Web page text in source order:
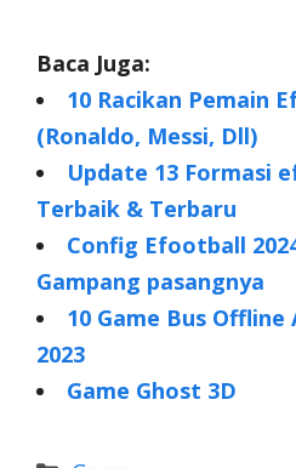
Baca Juga:
10 Racikan Pemain
(Ronaldo, Messi, Dll)
Update 13 Formasi
Terbaik & Terbaru
Config Efootball
Gampang pasangnya
10 Game Bus
2023
Game Ghost 3D